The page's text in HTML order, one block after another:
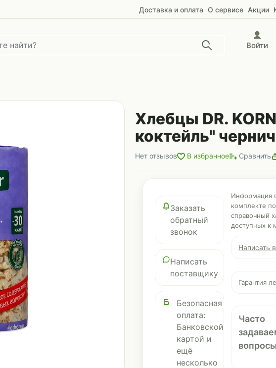
Доставка и оплата О сервисе Акции
Войти
Хлебцы DR.
коктейль"
Нет отзывов В избранное Сравнить
Заказать
обратный
звонок
Написать
поставщику
Безопасная
оплата:
Банковской
картой и
ещё
несколько
Информация
комплекте
справочный
доступных к
Написать
Гарантия
Часто
вопросы